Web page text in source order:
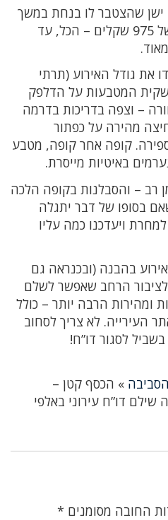
שהצטבר לו בנחת במשך
שלוש שנים והגיע לסכום של 975 שקלים – הכל, עד
את גודל האירוע (תרתי
המטבעות על הדלפק
– וצפה בדריכות בדרמה
מהירה על כפתור
קופה אחר קופה, מטבע
באיטיות מייסרת.
רב – והסבלנות בקופה הלכה
בסופו של דבר יתגלה
ויעדכנו כמה עליו
בהבנה (ובכנראה גם
הרחב שאפשר לשלם
ומהירות הרבה יותר – כולל
העירייה. לא צריך לסחוב
לסגור דו”ח!
» הכסף קטן –
דו”ח עירוני באלפי
החובה מסומנים *